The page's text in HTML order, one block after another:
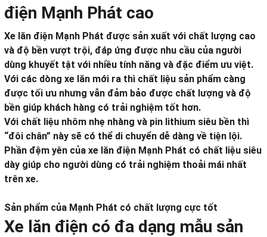
điện Mạnh Phát cao
Xe lăn điện Mạnh Phát được sản xuất với chất lượng cao
và độ bền vượt trội, đáp ứng được nhu cầu của người
dùng khuyết tật với nhiều tính năng và đặc điểm ưu việt.
Với các dòng xe lăn mới ra thì chất liệu sản phẩm càng
được tối ưu nhưng vẫn đảm bảo được chất lượng và độ
bền giúp khách hàng có trải nghiệm tốt hơn.
Với chất liệu nhôm nhẹ nhàng và pin lithium siêu bền thì
“đôi chân” này sẽ có thể di chuyển dễ dàng về tiện lội.
Phần đệm yên của xe lăn điện Mạnh Phát có chất liệu siêu
dày giúp cho người dùng có trải nghiệm thoải mái nhất
trên xe.
Sản phẩm của Mạnh Phát có chất lượng cực tốt
Xe lăn điện có đa dạng mẫu sản